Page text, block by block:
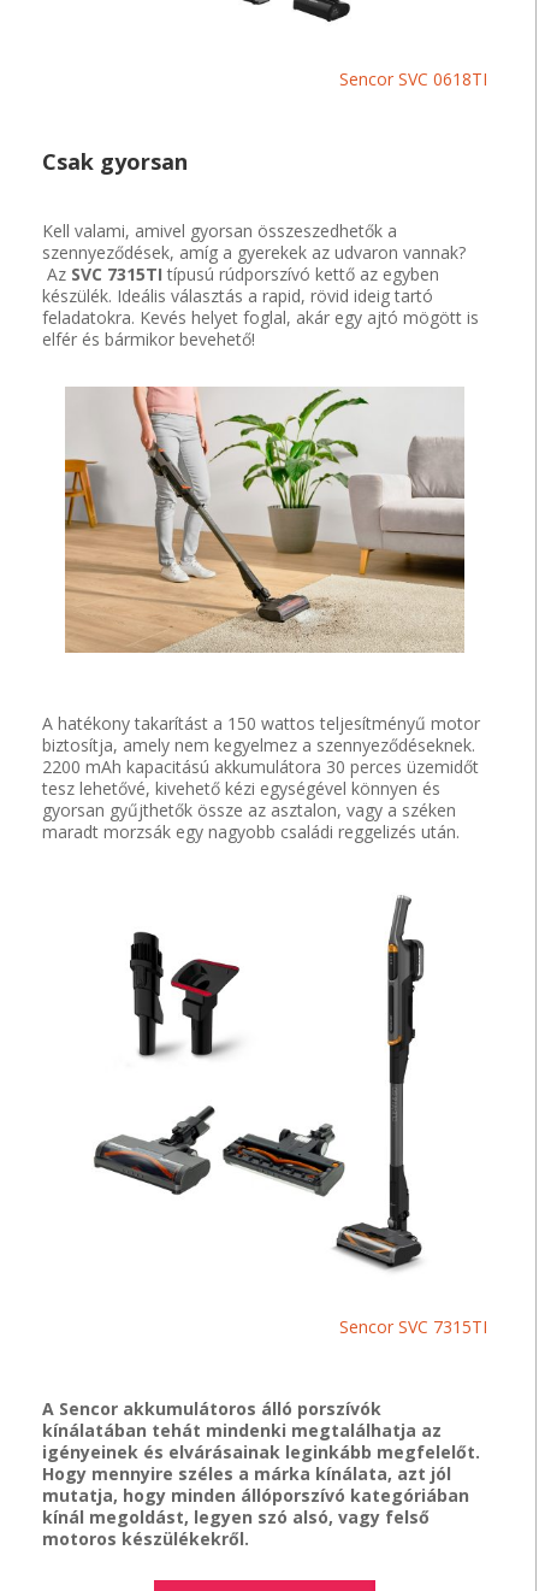
Sencor SVC 0618TI
Csak gyorsan
Kell valami, amivel gyorsan összeszedhetők a
szennyeződések, amíg a gyerekek az udvaron vannak?
Az SVC 7315TI típusú rúdporszívó kettő az egyben
készülék. Ideális választás a rapid, rövid ideig tartó
feladatokra. Kevés helyet foglal, akár egy ajtó mögött is
elfér és bármikor bevehető!
A hatékony takarítást a 150 wattos teljesítményű motor
biztosítja, amely nem kegyelmez a szennyeződéseknek.
2200 mAh kapacitású akkumulátora 30 perces üzemidőt
tesz lehetővé, kivehető kézi egységével könnyen és
gyorsan gyűjthetők össze az asztalon, vagy a széken
maradt morzsák egy nagyobb családi reggelizés után.
Sencor SVC 7315TI
A Sencor akkumulátoros álló porszívók
kínálatában tehát mindenki megtalálhatja az
igényeinek és elvárásainak leginkább megfelelőt.
Hogy mennyire széles a márka kínálata, azt jól
mutatja, hogy minden állóporszívó kategóriában
kínál megoldást, legyen szó alsó, vagy felső
motoros készülékekről.